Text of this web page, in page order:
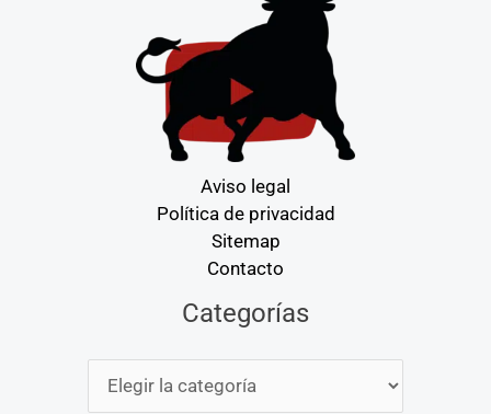
Aviso legal
Política de privacidad
Sitemap
Contacto
Categorías